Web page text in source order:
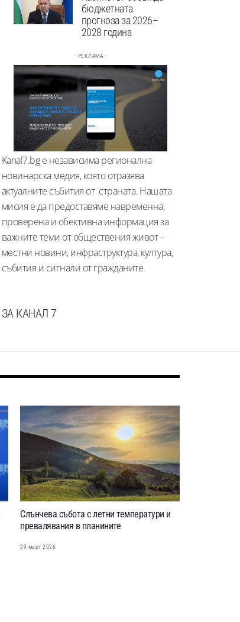
бюджетната
прогноза за 2026–
2028 година
- РЕКЛАМА -
Kanal7.bg е независима регионална
новинарска медия, която отразява
актуалните събития от страната. Нашата
мисия е да предоставяме навременна,
проверена и обективна информация за
важните теми от обществения живот –
местни новини, инфраструктура, култура,
събития и сигнали от гражданите.
ЗА КАНАЛ 7
Слънчева събота с летни температури и
превалявания в планините
29 март 2026